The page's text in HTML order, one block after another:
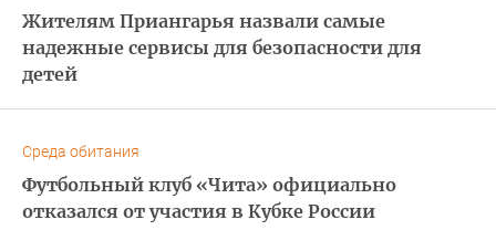
Жителям Приангарья назвали самые
надежные сервисы для безопасности для
детей
Среда обитания
Футбольный клуб «Чита» официально
отказался от участия в Кубке России